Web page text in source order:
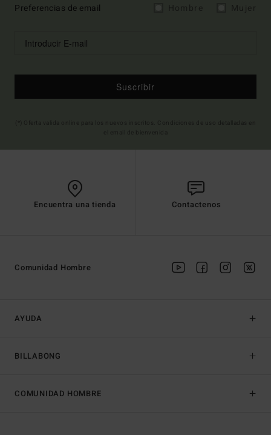
Preferencias de email
Suscribir
Encuentra una tienda Contactenos
AYUDA
BILLABONG
Comunidad Hombre
COMUNIDAD HOMBRE